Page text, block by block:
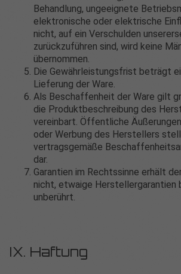
Behandlung, ungeeignete
elektronische oder elektrische
nicht, auf ein Verschulden
zurückzuführen sind, wird keine
übernommen.
Die Gewährleistungsfrist beträgt
Lieferung der Ware.
Als Beschaffenheit der Ware gilt
die Produktbeschreibung des
vereinbart. Öffentliche
oder Werbung des Herstellers
vertragsgemäße
dar.
Garantien im Rechtssinne erhält
nicht, etwaige Herstellergarantien
unberührt.
IX. Haftung